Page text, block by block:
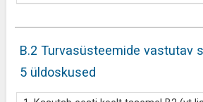
B.2 Turvasüsteemide vastutav
5 üldoskused